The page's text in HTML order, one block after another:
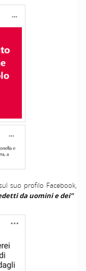
suo profilo Facebook,
da uomini e dei”